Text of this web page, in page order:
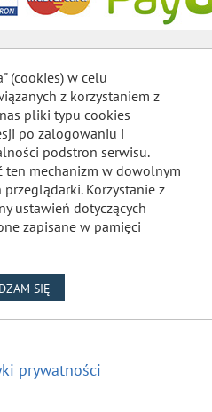
(cookies) w celu
z korzystaniem z
pliki typu cookies
po zalogowaniu i
podstron serwisu.
ten mechanizm w dowolnym
Korzystanie z
ustawień dotyczących
zapisane w pamięci
SIĘ
prywatności